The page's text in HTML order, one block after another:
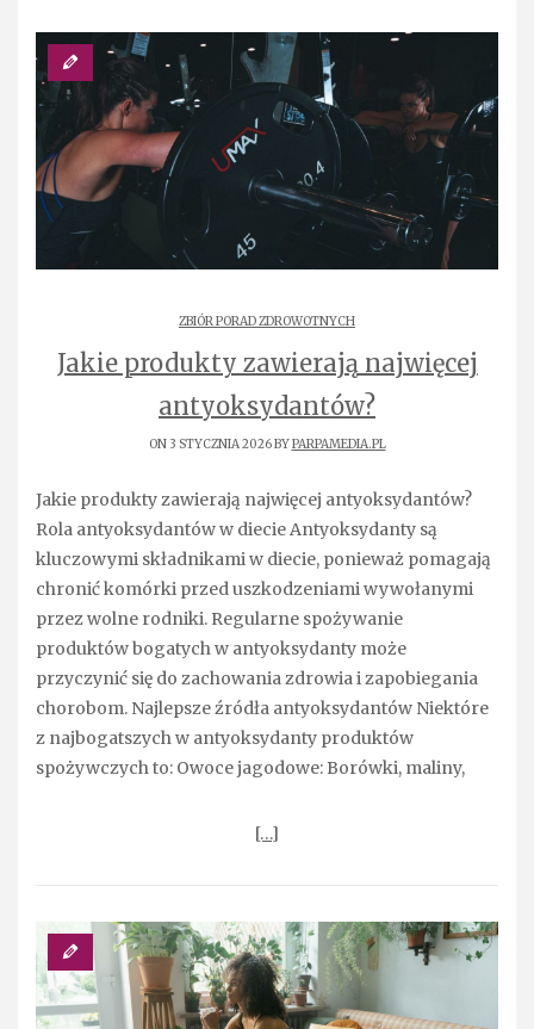
ZBIÓR PORAD ZDROWOTNYCH
Jakie produkty zawierają najwięcej
antyoksydantów?
ON 3 STYCZNIA 2026 BYPARPAMEDIA.PL
Jakie produkty zawierają najwięcej antyoksydantów?
Rola antyoksydantów w diecie Antyoksydanty są
kluczowymi składnikami w diecie, ponieważ pomagają
chronić komórki przed uszkodzeniami wywołanymi
przez wolne rodniki. Regularne spożywanie
produktów bogatych w antyoksydanty może
przyczynić się do zachowania zdrowia i zapobiegania
chorobom. Najlepsze źródła antyoksydantów Niektóre
z najbogatszych w antyoksydanty produktów
spożywczych to: Owoce jagodowe: Borówki, maliny,
[…]